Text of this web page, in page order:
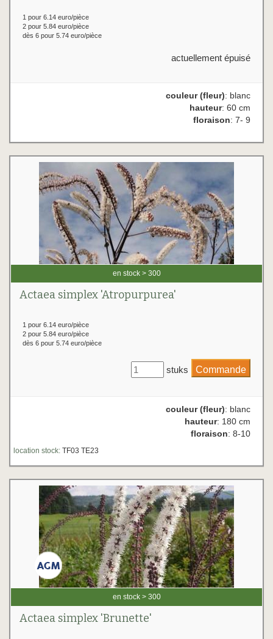
1 pour 6.14 euro/pièce
2 pour 5.84 euro/pièce
dès 6 pour 5.74 euro/pièce
actuellement épuisé
couleur (fleur): blanc
hauteur: 60 cm
floraison: 7- 9
en stock > 300
Actaea simplex 'Atropurpurea'
1 pour 6.14 euro/pièce
2 pour 5.84 euro/pièce
dès 6 pour 5.74 euro/pièce
stuks
couleur (fleur): blanc
hauteur: 180 cm
floraison: 8-10
location stock: TF03 TE23
en stock > 300
Actaea simplex 'Brunette'